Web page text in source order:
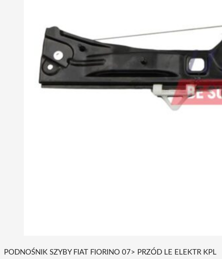
PODNOŚNIK SZYBY FIAT FIORINO 07> PRZÓD LE ELEKTR KPL